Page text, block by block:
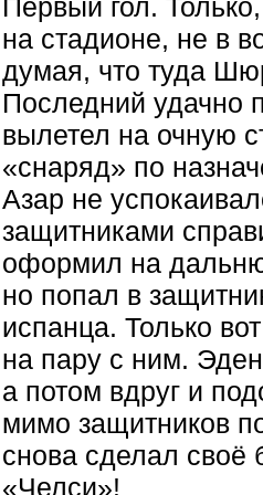
Первый гол.
на стадионе, не в
думая, что туда
Последний удачно
вылетел на очную
«снаряд» по
Азар не
защитниками
оформил на
но попал в
испанца. Только
на пару с ним.
а потом вдруг и
мимо защитников
снова сделал своё
«Челси»!